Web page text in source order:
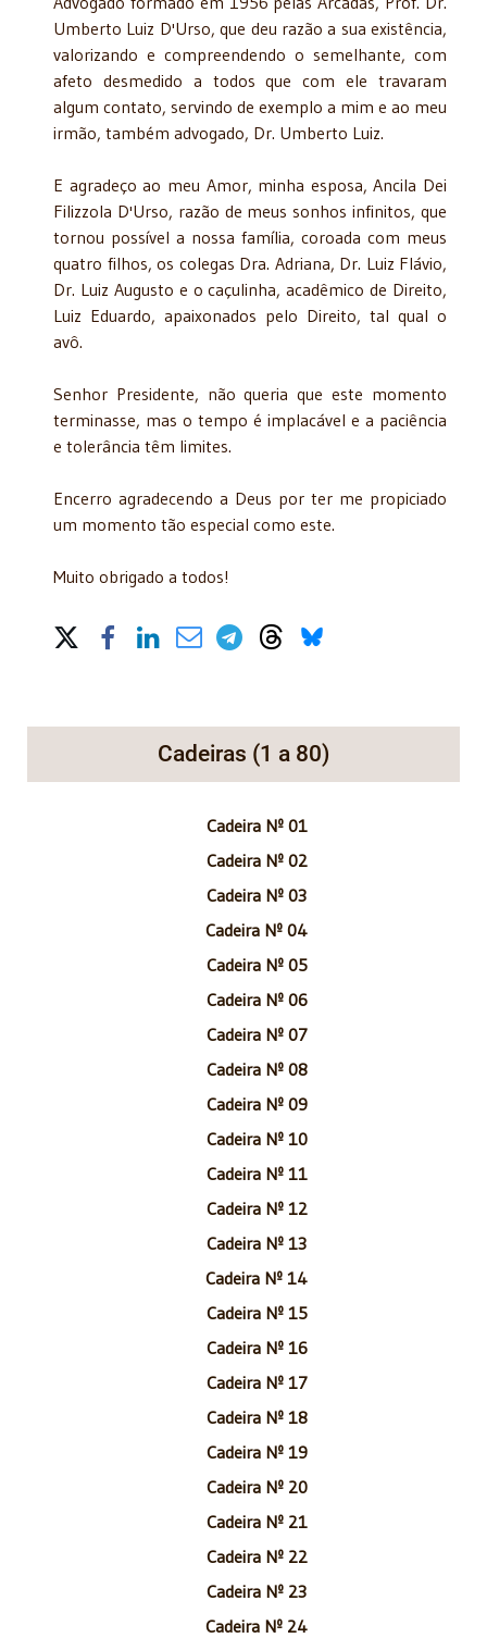
Umberto Luiz D'Urso, que deu razão a sua existência,
valorizando e compreendendo o semelhante, com
afeto desmedido a todos que com ele travaram
algum contato, servindo de exemplo a mim e ao meu
irmão, também advogado, Dr. Umberto Luiz.
E agradeço ao meu Amor, minha esposa, Ancila Dei
Filizzola D'Urso, razão de meus sonhos infinitos, que
tornou possível a nossa família, coroada com meus
quatro filhos, os colegas Dra. Adriana, Dr. Luiz Flávio,
Dr. Luiz Augusto e o caçulinha, acadêmico de Direito,
Luiz Eduardo, apaixonados pelo Direito, tal qual o
avô.
Senhor Presidente, não queria que este momento
terminasse, mas o tempo é implacável e a paciência
e tolerância têm limites.
Encerro agradecendo a Deus por ter me propiciado
um momento tão especial como este.
Muito obrigado a todos!
Share on Social Media
Cadeiras (1 a 80)
Cadeira Nº 01
Cadeira Nº 02
Cadeira Nº 03
Cadeira Nº 04
Cadeira Nº 05
Cadeira Nº 06
Cadeira Nº 07
Cadeira Nº 08
Cadeira Nº 09
Cadeira Nº 10
Cadeira Nº 11
Cadeira Nº 12
Cadeira Nº 13
Cadeira Nº 14
Cadeira Nº 15
Cadeira Nº 16
Cadeira Nº 17
Cadeira Nº 18
Cadeira Nº 19
Cadeira Nº 20
Cadeira Nº 21
Cadeira Nº 22
Cadeira Nº 23
Cadeira Nº 24